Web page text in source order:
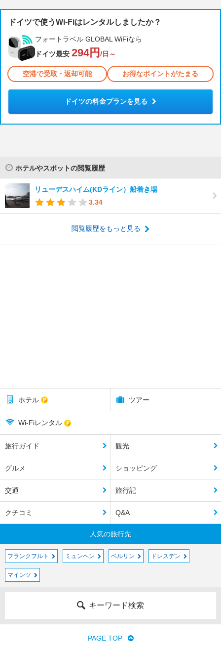
ドイツで使うWi-Fiはレンタルしましたか？
フォートラベル GLOBAL WiFiなら
ドイツ最安 294円 /日～
空港で受取・返却可能 お得なポイントがたまる
ドイツの料金プランを見る
ホテルやスポットの閲覧履歴
リューデスハイム(KDライン）船着き場
3.34
閲覧履歴をもっと見る
ホテル ツアー
Wi-Fiレンタル
旅行ガイド 観光
グルメ ショッピング
交通 旅行記
クチコミ Q&A
人気の旅行先
フランクフルト ミュンヘン ベルリン ドレスデン
マインツ
キーワード検索
PAGE TOP